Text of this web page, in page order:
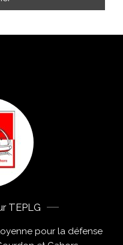
TEPLG
pour la défense